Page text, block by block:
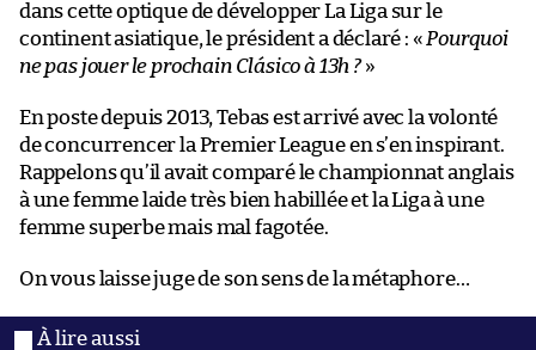
dans cette optique de développer La Liga sur le
continent asiatique, le président a déclaré : « Pourquoi
ne pas jouer le prochain Clásico à 13h ?»
En poste depuis 2013, Tebas est arrivé avec la volonté
de concurrencer la Premier League en s’en inspirant.
Rappelons qu’il avait comparé le championnat anglais
à une femme laide très bien habillée et la Liga à une
femme superbe mais mal fagotée.
On vous laisse juge de son sens de la métaphore…